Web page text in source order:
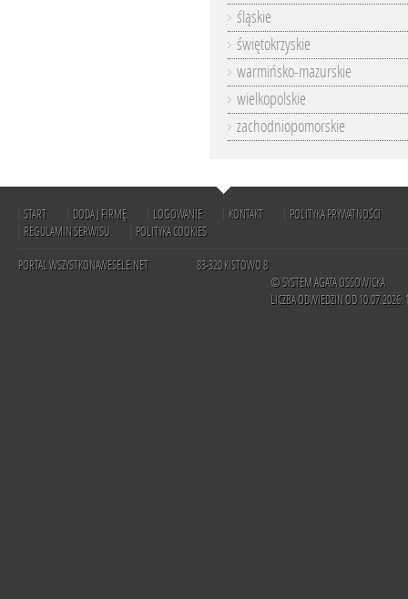
śląskie
świętokrzyskie
warmińsko-mazurskie
wielkopolskie
zachodniopomorskie
START DODAJ FIRMĘ LOGOWANIE KONTAKT
POLITYKA PRYWATNOŚCI
REGULAMIN SERWISU
POLITYKA COOKIES
PORTAL WSZYSTKONAWESELE.NET
83-320 KISTOWO 8
© SYSTEM AGATA OSSOWICKA
LICZBA ODWIEDZIN OD 10.07.2026: